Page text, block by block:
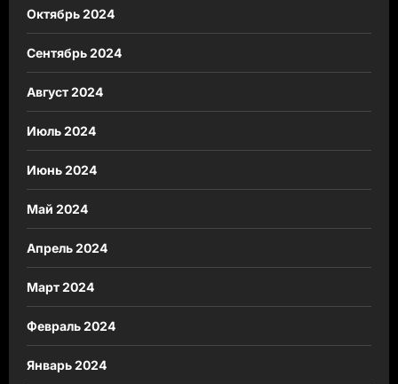
Октябрь 2024
Сентябрь 2024
Август 2024
Июль 2024
Июнь 2024
Май 2024
Апрель 2024
Март 2024
Февраль 2024
Январь 2024